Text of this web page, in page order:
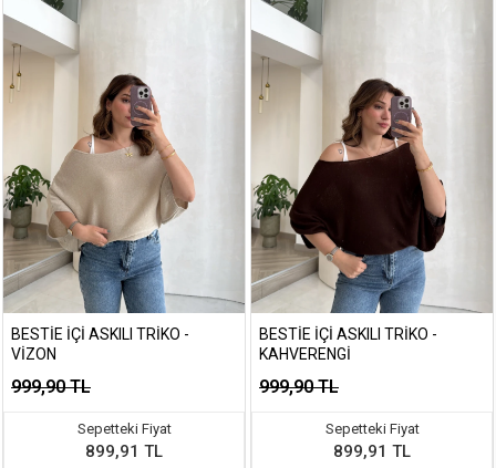
BESTIE İÇI ASKILI TRIKO -
VIZON
999,90 TL
Sepetteki Fiyat
899,91 TL
BESTIE İÇI ASKILI TRIKO -
KAHVERENGI
999,90 TL
Sepetteki Fiyat
899,91 TL